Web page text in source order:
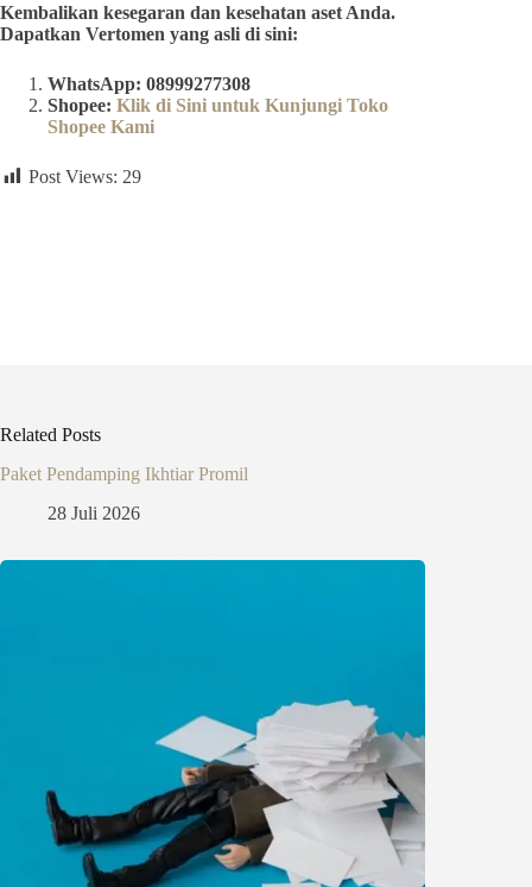
Kembalikan kesegaran dan kesehatan aset Anda.
Dapatkan Vertomen yang asli di sini:
WhatsApp: 08999277308
Shopee: Klik di Sini untuk Kunjungi Toko
Shopee Kami
Post Views: 29
Related Posts
Paket Pendamping Ikhtiar Promil
28 Juli 2026